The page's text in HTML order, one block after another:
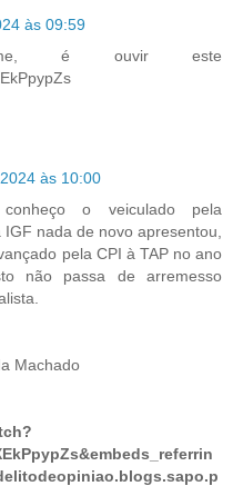
às 09:59
me, é ouvir este
às 10:00
o veiculado pela
nada de novo apresentou,
pela CPI à TAP no ano
não passa de arremesso
Machado